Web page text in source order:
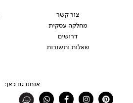
צור קשר
מחלקה עסקית
דרושים
שאלות ותשובות
אנחנו גם כאן:
Pinterest
Instagram
Facebook-
Whatsapp